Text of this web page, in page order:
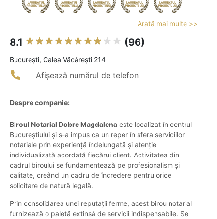
Arată mai multe >>
8.1 (96)
Bucureşti, Calea Văcărești 214
Afișează numărul de telefon
Despre companie:
Biroul Notarial Dobre Magdalena este localizat în centrul
Bucureștiului și s-a impus ca un reper în sfera serviciilor
notariale prin experiență îndelungată și atenție
individualizată acordată fiecărui client. Activitatea din
cadrul biroului se fundamentează pe profesionalism și
calitate, creând un cadru de încredere pentru orice
solicitare de natură legală.
Prin consolidarea unei reputații ferme, acest birou notarial
furnizează o paletă extinsă de servicii indispensabile. Se